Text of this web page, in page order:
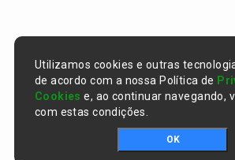
Utilizamos cookies e outras
de acordo com a nossa Política de
Cookies e, ao continuar navegando,
com estas condições.
OK